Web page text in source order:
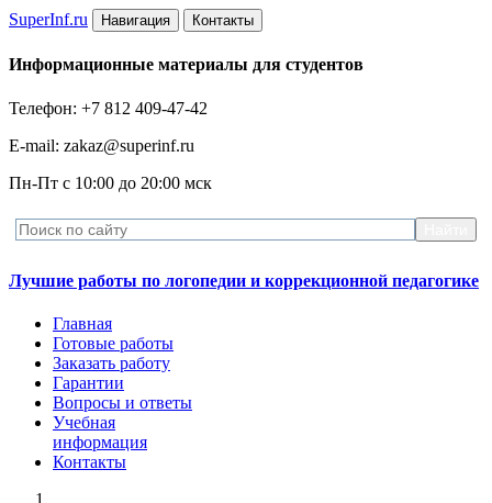
SuperInf.ru Навигация Контакты
Информационные материалы для студентов
Телефон: +7 812 409-47-42
E-mail: zakaz@superinf.ru
Пн-Пт с 10:00 до 20:00 мск
Лучшие работы по логопедии и коррекционной педагогике
Главная
Готовые работы
Заказать работу
Гарантии
Вопросы и ответы
Учебная
информация
Контакты